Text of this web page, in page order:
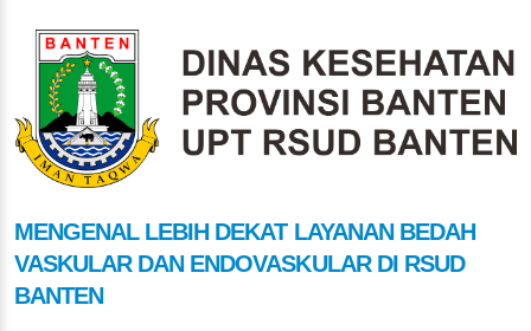
MENGENAL LEBIH DEKAT LAYANAN BEDAH
VASKULAR DAN ENDOVASKULAR DI RSUD
BANTEN